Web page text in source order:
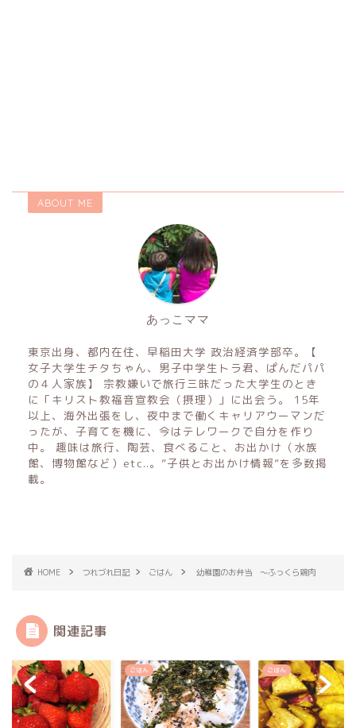
ABOUT ME
あっこママ
東京出身、都内在住、早稲田大学 政治経済学部卒。【
女子大学生チタちゃん、男子中学生トラ君、ぱんだパパ
の４人家族】 宗教嫌いで旅行三昧だった大学生のとき
に「キリスト教福音宣教会（摂理）」に出会う。 15年
以上、海外出張をし、夜中まで働くキャリアウーマンだ
ったが、子育てを機に、今はテレワークで自分を作り
中。 趣味は旅行、陶芸、食べること、お出かけ（水族
館、博物館など）etc..。”子供とお出かけ情報”を多数掲
載。
HOME つれづれ日記 ごはん 幼稚園のお弁当 〜ふっくら鶏肉
関連記事
ごはん ごはん